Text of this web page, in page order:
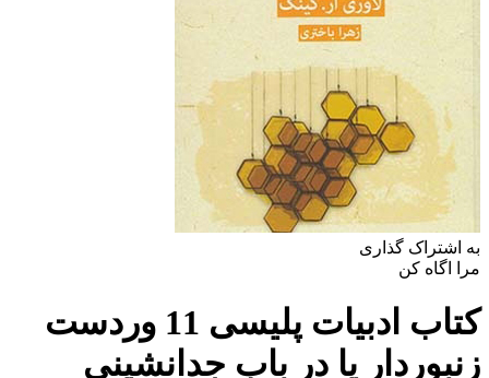
به اشتراک گذاری
مرا اگاه کن
کتاب ادبیات پلیسی 11 وردست
زنبوردار یا در باب جدانشینی